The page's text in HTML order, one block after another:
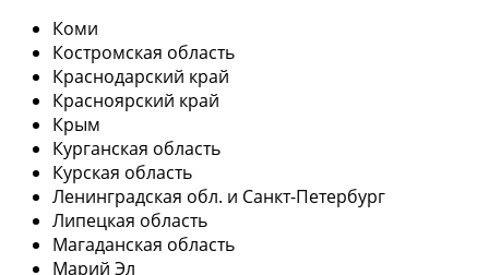
Коми
Костромская область
Краснодарский край
Красноярский край
Крым
Курганская область
Курская область
Ленинградская обл. и Санкт-Петербург
Липецкая область
Магаданская область
Марий Эл